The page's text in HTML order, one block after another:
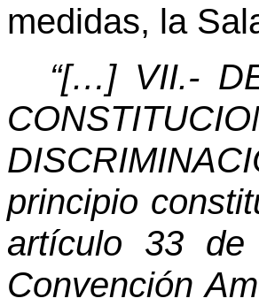
medidas, la
“[…] VII.-
principio
artículo 33
Convención